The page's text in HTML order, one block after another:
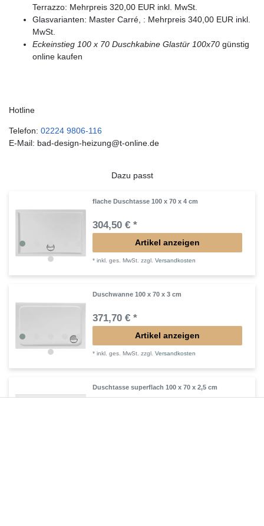
Terrazzo: Mehrpreis 320,00 EUR inkl. MwSt.
Glasvarianten: Master Carré, : Mehrpreis 340,00 EUR inkl.
MwSt.
Eckeinstieg 100 x 70 Duschkabine Glastür 100x70 günstig
online kaufen
Hotline
Telefon: 02224 9806-116
E-Mail: bad-design-heizung@t-online.de
Dazu passt
flache Duschtasse 100 x 70 x 4 cm
304,50 € *
Artikel anzeigen
*inkl. ges. MwSt. zzgl.Versandkosten
Duschwanne 100 x 70 x 3 cm
371,70 € *
Artikel anzeigen
*inkl. ges. MwSt. zzgl.Versandkosten
Duschtasse superflach 100 x 70 x 2,5 cm